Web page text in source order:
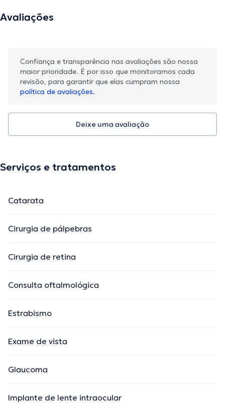
Avaliações
Confiança e transparência nas avaliações são nossa
maior prioridade. É por isso que monitoramos cada
revisão, para garantir que elas cumpram nossa
política de avaliações.
Deixe uma avaliação
Serviços e tratamentos
Catarata
Cirurgia de pálpebras
Cirurgia de retina
Consulta oftalmológica
Estrabismo
Exame de vista
Glaucoma
Implante de lente intraocular